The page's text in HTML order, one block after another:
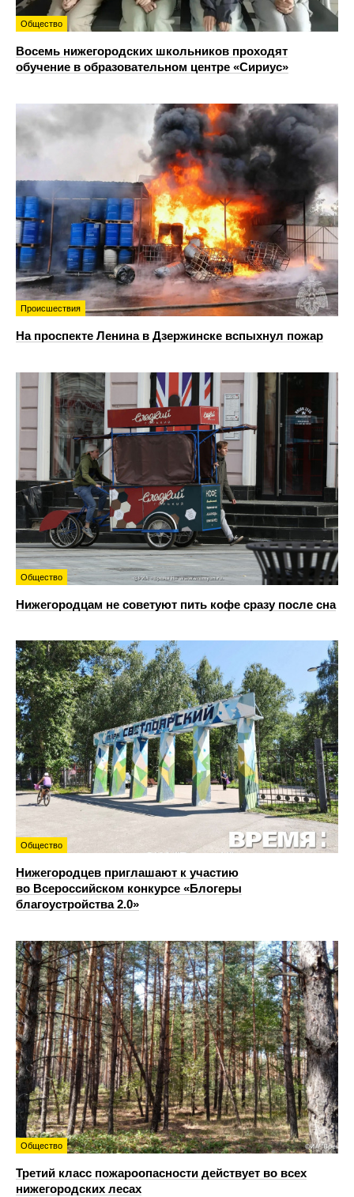
Общество
Восемь нижегородских школьников проходят
обучение в образовательном центре «Сириус»
Происшествия
На проспекте Ленина в Дзержинске вспыхнул пожар
Общество
Нижегородцам не советуют пить кофе сразу после сна
Общество
Нижегородцев приглашают к участию
во Всероссийском конкурсе «Блогеры
благоустройства 2.0»
Общество
Третий класс пожароопасности действует во всех
нижегородских лесах